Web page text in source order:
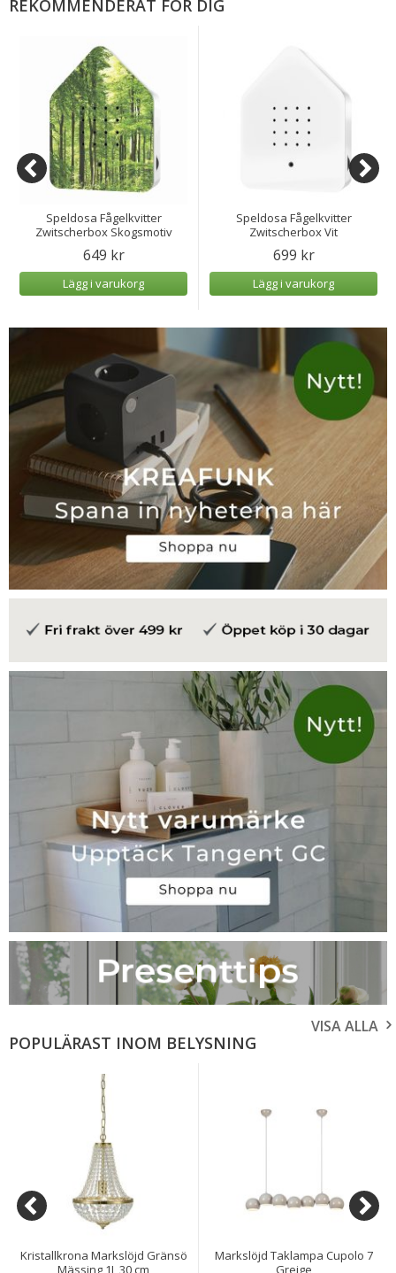
REKOMMENDERAT FÖR DIG
Speldosa Fågelkvitter
Zwitscherbox Skogsmotiv
649 kr
Lägg i varukorg
Speldosa Fågelkvitter
Zwitscherbox Vit
699 kr
Lägg i varukorg
POPULÄRAST INOM BELYSNING
VISA ALLA
Kristallkrona Markslöjd Gränsö
Mässing 1L 30 cm
Markslöjd Taklampa Cupolo 7
Greige